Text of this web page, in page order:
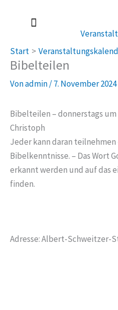
Start
Bibelteilen
Vonadmin/7. November 2024
Bibelteilen – donnerstags um
Christoph
Jeder kann daran
Bibelkenntnisse. – Das Wort
erkannt werden und auf das
finden.
Adresse: Albert-Schweitzer-